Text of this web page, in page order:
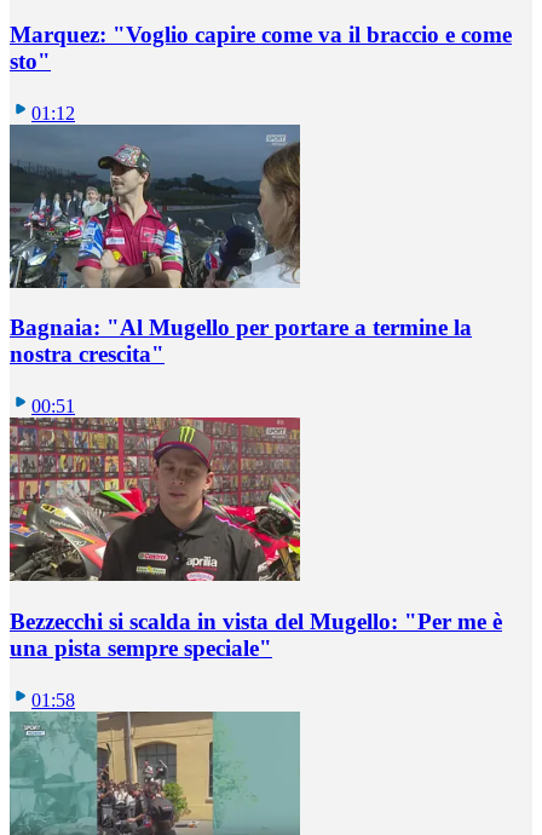
Marquez: "Voglio capire come va il braccio e come
sto"
01:12
Bagnaia: "Al Mugello per portare a termine la
nostra crescita"
00:51
Bezzecchi si scalda in vista del Mugello: "Per me è
una pista sempre speciale"
01:58